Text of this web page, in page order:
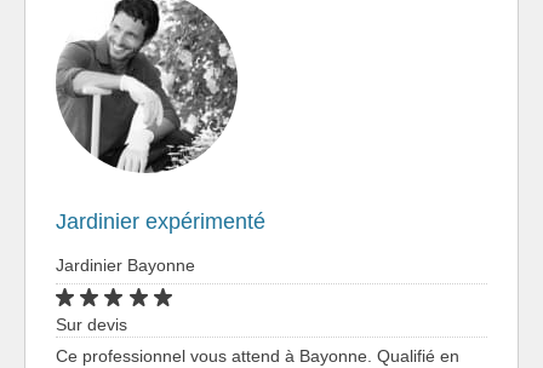
Jardinier expérimenté
Jardinier Bayonne
Sur devis
Ce professionnel vous attend à Bayonne. Qualifié en